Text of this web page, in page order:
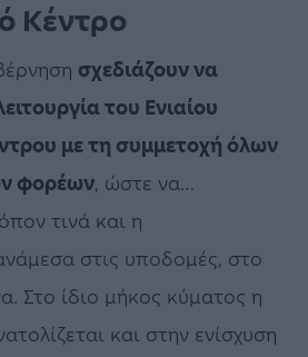
Κέντρο
σχεδιάζουν να
του Ενιαίου
με τη συμμετοχή όλων
φορέων, ώστε να…
τινά και η
στις υποδομές, στο
Στο ίδιο μήκος κύματος η
και στην ενίσχυση